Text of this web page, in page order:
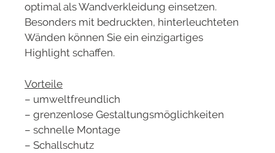
optimal als Wandverkleidung einsetzen.
Besonders mit bedruckten, hinterleuchteten
Wänden können Sie ein einzigartiges
Highlight schaffen.
Vorteile
– umweltfreundlich
– grenzenlose Gestaltungsmöglichkeiten
– schnelle Montage
– Schallschutz